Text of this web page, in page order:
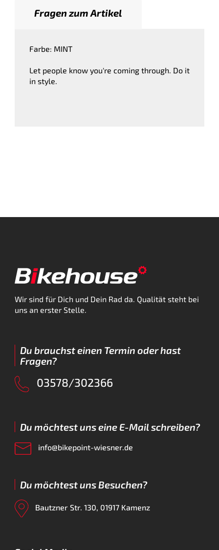
Fragen zum Artikel
Farbe: MINT
Let people know you're coming through. Do it
in style.
Wir sind für Dich und Dein Rad da. Qualität steht bei
uns an erster Stelle.
Du brauchst einen Termin oder hast
Fragen?
03578/302366
Du möchtest uns eine E-Mail schreiben?
info@bikepoint-wiesner.de
Du möchtest uns Besuchen?
Bautzner Str. 130, 01917 Kamenz